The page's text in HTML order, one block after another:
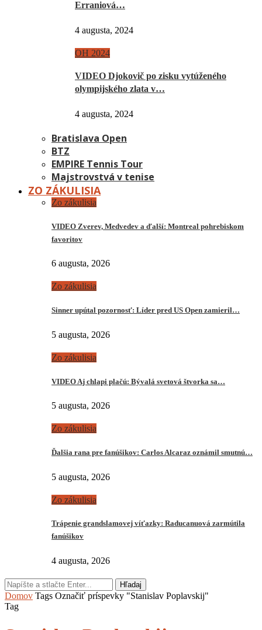
Erraniová…
4 augusta, 2024
OH 2024
VIDEO Djokovič po zisku vytúženého
olympijského zlata v…
4 augusta, 2024
Bratislava Open
BTZ
EMPIRE Tennis Tour
Majstrovstvá v tenise
ZO ZÁKULISIA
Zo zákulisia
VIDEO Zverev, Medvedev a ďalší: Montreal pohrebiskom
favoritov
6 augusta, 2026
Zo zákulisia
Sinner upútal pozornosť: Líder pred US Open zamieril…
5 augusta, 2026
Zo zákulisia
VIDEO Aj chlapi plačú: Bývalá svetová štvorka sa…
5 augusta, 2026
Zo zákulisia
Ďalšia rana pre fanúšikov: Carlos Alcaraz oznámil smutnú…
5 augusta, 2026
Zo zákulisia
Trápenie grandslamovej víťazky: Raducanuová zarmútila
fanúšikov
4 augusta, 2026
Hľadaj
Domov Tags Označiť príspevky "Stanislav Poplavskij"
Tag